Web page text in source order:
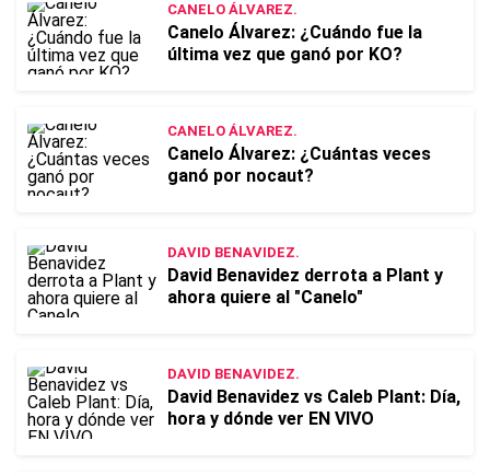
CANELO ÁLVAREZ.
Canelo Álvarez: ¿Cuándo fue la
última vez que ganó por KO?
CANELO ÁLVAREZ.
Canelo Álvarez: ¿Cuántas veces
ganó por nocaut?
DAVID BENAVIDEZ.
David Benavidez derrota a Plant y
ahora quiere al "Canelo"
DAVID BENAVIDEZ.
David Benavidez vs Caleb Plant: Día,
hora y dónde ver EN VIVO